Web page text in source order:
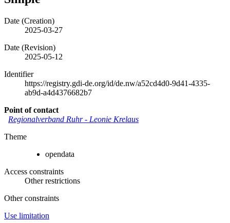
Date (Creation)
2025-03-27
Date (Revision)
2025-05-12
Identifier
https://registry.gdi-de.org/id/de.nw/a52cd4d0-9d41-4335-
ab9d-a4d4376682b7
Point of contact
Regionalverband Ruhr- Leonie Krelaus
Theme
opendata
Access constraints
Other restrictions
Other constraints
Use limitation